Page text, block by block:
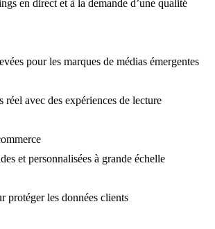
en direct et à la demande d’une qualité
pour les marques de médias émergentes
réel avec des expériences de lecture
et personnalisées à grande échelle
protéger les données clients